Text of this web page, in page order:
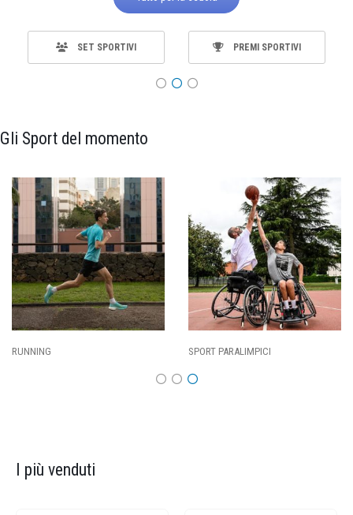
SET SPORTIVI PREMI SPORTIVI
Gli Sport del momento
SPORT PARALIMPICI
I più venduti